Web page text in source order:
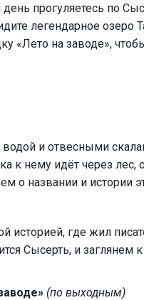
прогуляетесь по
легендарное озеро
«Лето на заводе»,
и отвесными
к нему идёт через
о названии и истории
историей, где жил
Сысерть, и заглянем
(по выходным)